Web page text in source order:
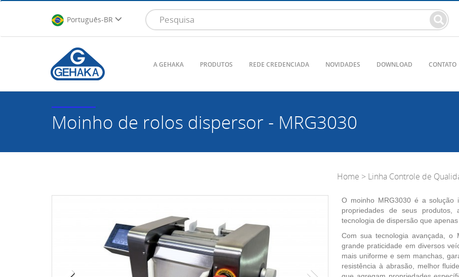
Português-BR
A GEHAKA PRODUTOS REDE CREDENCIADA NOVIDADES DOWNLOAD CONTATO
Moinho de rolos dispersor - MRG3030
Home > Linha Controle de
O moinho MRG3030 é a
propriedades de seus
tecnologia de dispersão que
Com sua tecnologia avançada, o
grande praticidade em diversos
mais uniforme e sem manchas,
resistência à abrasão, melhor